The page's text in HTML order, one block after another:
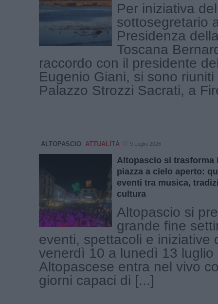
Per iniziativa del
sottosegretario
Presidenza
Toscana
raccordo con il presidente
Eugenio Giani, si sono
Palazzo Strozzi Sacrati, a
ALTOPASCIO ATTUALITÀ 9 Luglio 2026
Altopascio si trasforma
piazza a cielo aperto:
eventi tra musica,
cultura
Altopascio si
grande fine
eventi, spettacoli e iniziative
venerdì 10 a lunedì 13 luglio
Altopascese entra nel vivo
giorni capaci di [...]